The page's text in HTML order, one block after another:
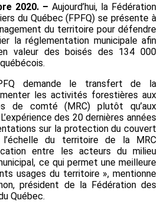
2020. – Aujourd’hui, la Fédération
du Québec (FPFQ) se présente à
du territoire pour défendre
la réglementation municipale afin
valeur des boisés des 134 000
demande le transfert de la
les activités forestières aux
de comté (MRC) plutôt qu’aux
des 20 dernières années
sur la protection du couvert
du territoire de la MRC
entre les acteurs du milieu
ce qui permet une meilleure
usages du territoire », mentionne
président de la Fédération des
Québec.